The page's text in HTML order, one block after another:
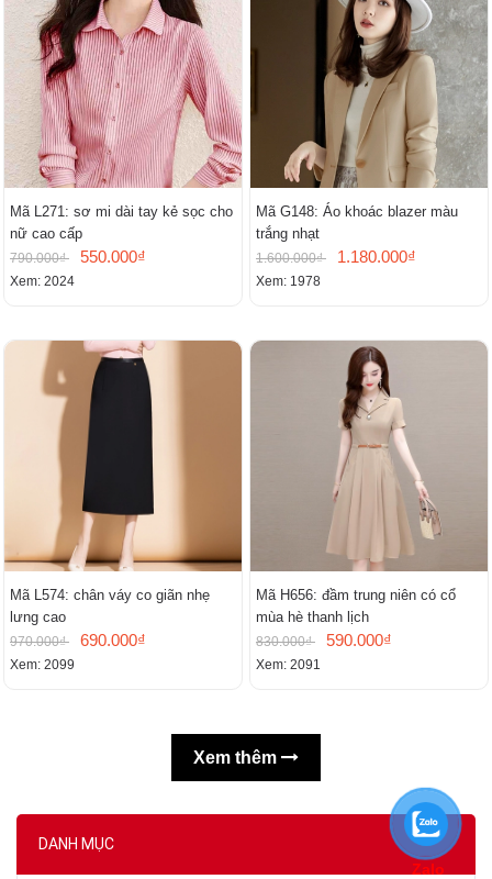
DANH MỤC
Mã L271: sơ mi dài tay kẻ sọc cho
nữ cao cấp
790.000₫ 550.000₫
Xem: 2024
Mã G148: Áo khoác blazer màu
trắng nhạt
1.600.000₫ 1.180.000₫
Xem: 1978
Mã L574: chân váy co giãn nhẹ
lưng cao
970.000₫ 690.000₫
Xem: 2099
Mã H656: đầm trung niên có cổ
mùa hè thanh lịch
830.000₫ 590.000₫
Xem: 2091
Xem thêm
Zalo